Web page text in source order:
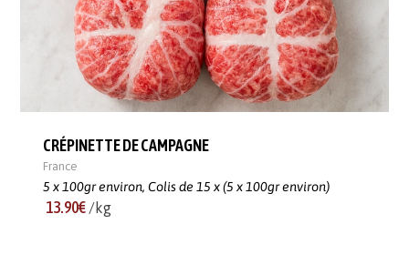
CRÉPINETTE DE CAMPAGNE
France
5 x 100gr environ, Colis de 15 x (5 x 100gr environ)
13.90€ /kg